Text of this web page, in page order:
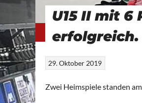
TEAMS VEREIN SPIELBETRIEB
U15 II mit
erfolgreich.
29. Oktober 2019
Zwei Heimspiele standen